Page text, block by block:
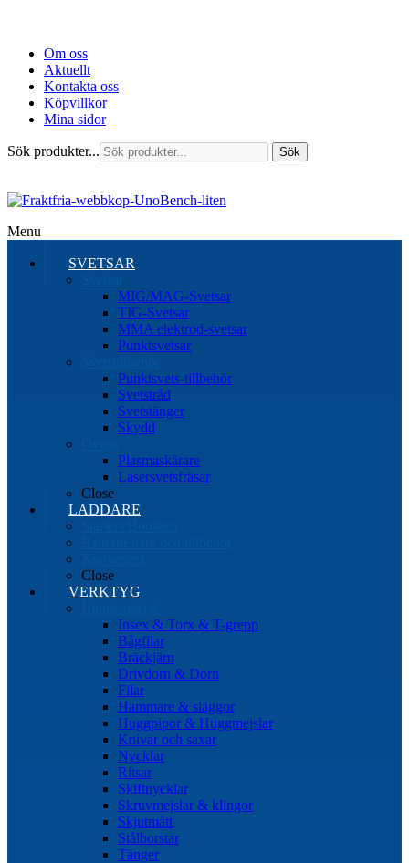
Om oss
Aktuellt
Kontakta oss
Köpvillkor
Mina sidor
Sök produkter... Sök
Menu
SVETSAR
MIG/MAG-Svetsar
TIG-Svetsar
MMA elektrod-svetsar
Punktsvetsar
Punktsvets-tillbehör
Svetstråd
Svetstänger
Skydd
Plasmaskärare
Lasersvetsfräsar
Close
LADDARE
Close
VERKTYG
Insex & Torx & T-grepp
Bågfilar
Bräckjärn
Drivdorn & Dorn
Filar
Hammare & släggor
Huggpipor & Huggmejslar
Knivar och saxar
Nycklar
Ritsar
Skiftnycklar
Skruvmejslar & klingor
Skjutmått
Stålborstar
Tänger